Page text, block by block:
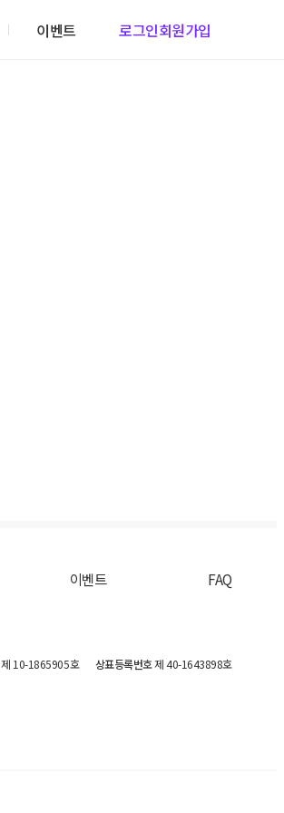
이벤트 로그인회원가입
이벤트 FAQ
제 10-1865905호 상표등록번호제 40-1643898호